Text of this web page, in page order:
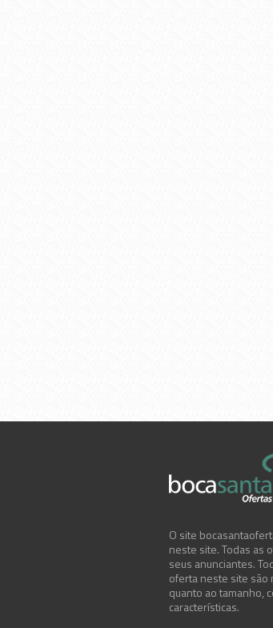
O site
neste site. Todas as
seus anunciantes.
oferta neste site são
quanto ao tamanho,
características.